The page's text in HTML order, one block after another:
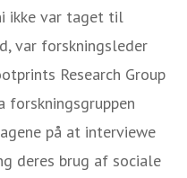
ikke var taget til
var forskningsleder
Research Group
forskningsgruppen
på at interviewe
deres brug af sociale